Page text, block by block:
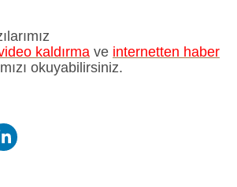
kaldırma ve internetten haber
okuyabilirsiniz.